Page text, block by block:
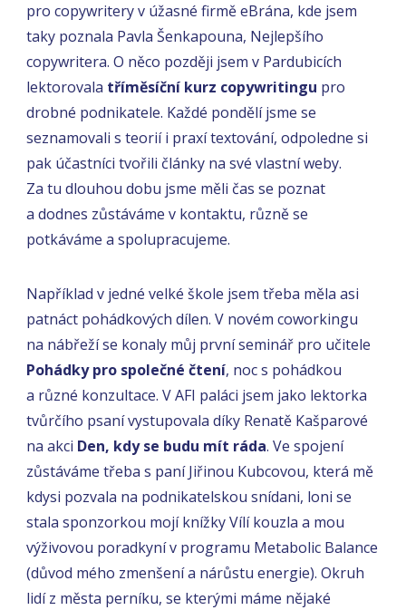
pro copywritery v úžasné firmě eBrána, kde jsem
taky poznala Pavla Šenkapouna, Nejlepšího
copywritera. O něco později jsem v Pardubicích
lektorovala tříměsíční kurz copywritingu pro
drobné podnikatele. Každé pondělí jsme se
seznamovali s teorií i praxí textování, odpoledne si
pak účastníci tvořili články na své vlastní weby.
Za tu dlouhou dobu jsme měli čas se poznat
a dodnes zůstáváme v kontaktu, různě se
potkáváme a spolupracujeme.
Například v jedné velké škole jsem třeba měla asi
patnáct pohádkových dílen. V novém coworkingu
na nábřeží se konaly můj první seminář pro učitele
Pohádky pro společné čtení, noc s pohádkou
a různé konzultace. V AFI paláci jsem jako lektorka
tvůrčího psaní vystupovala díky Renatě Kašparové
na akci Den, kdy se budu mít ráda. Ve spojení
zůstáváme třeba s paní Jiřinou Kubcovou, která mě
kdysi pozvala na podnikatelskou snídani, loni se
stala sponzorkou mojí knížky Vílí kouzla a mou
výživovou poradkyní v programu Metabolic Balance
(důvod mého zmenšení a nárůstu energie). Okruh
lidí z města perníku, se kterými máme nějaké